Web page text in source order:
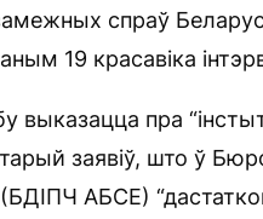
спраў
19 красавіка
выказацца пра
заявіў, што ў
АБСЕ)